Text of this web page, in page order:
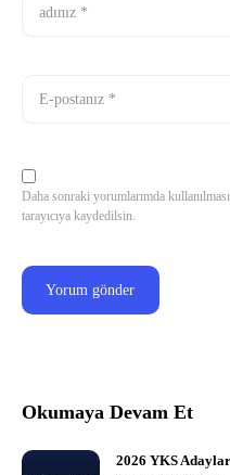
Daha sonraki yorumlarımda
tarayıcıya kaydedilsin.
Okumaya Devam Et
2026 YKS